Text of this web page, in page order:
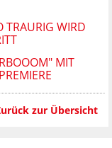
TRAURIG WIRD
MIT
zur Übersicht